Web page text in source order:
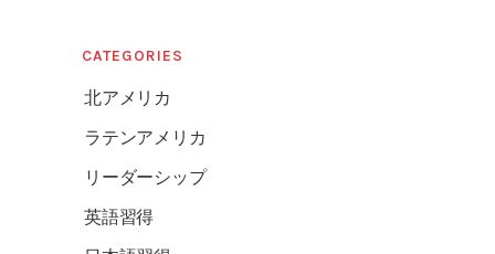
CATEGORIES
北アメリカ
ラテンアメリカ
リーダーシップ
英語習得